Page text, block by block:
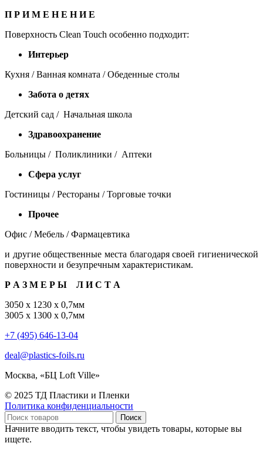
П Р И М Е Н Е Н ИЕ
Поверхность Clean Touch особенно подходит:
Интерьер
Кухня / Ванная комната / Обеденные столы
Забота о детях
Детский сад / Начальная школа
Здравоохранение
Больницы / Поликлиники / Аптеки
Сфера услуг
Гостиницы / Рестораны / Торговые точки
Прочее
Офис / Мебель / Фармацевтика
и другие общественные места благодаря своей гигиенической
поверхности и безупречным характеристикам.
Р А З М Е Р Ы Л И С Т А
3050 х 1230 х 0,7мм
3005 х 1300 х 0,7мм
+7 (495) 646-13-04
deal@plastics-foils.ru
Москва, «БЦ Loft Ville»
© 2025 ТД Пластики и Пленки
Политика конфиденциальности
Поиск
Начните вводить текст, чтобы увидеть товары, которые вы
ищете.